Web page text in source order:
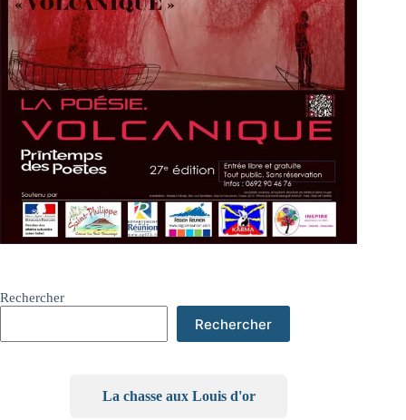
Rechercher
Rechercher
La chasse aux Louis d'or